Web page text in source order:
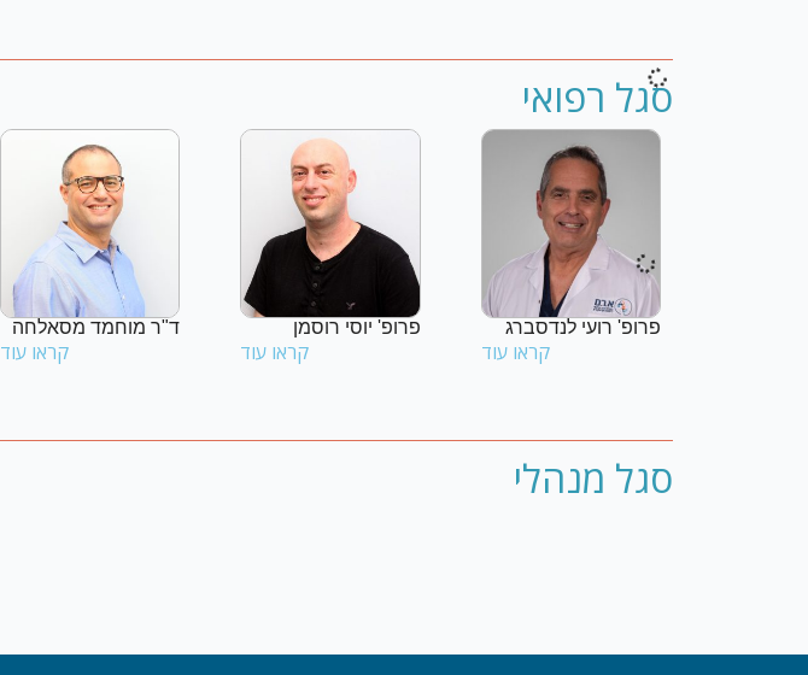
סגל רפואי
פרופ' רועי לנדסברג
קראו עוד
פרופ' יוסי רוסמן
קראו עוד
ד"ר מוחמד מסאלחה
קראו עוד
סגל מנהלי